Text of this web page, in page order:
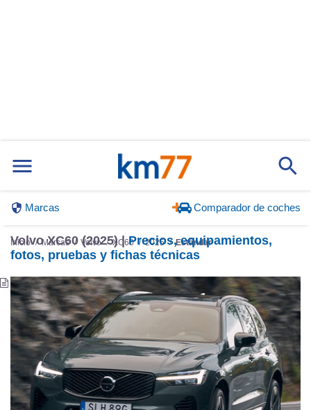
Marcas Comparador de coches
Inicio Marcas Volvo XC60 2025 Estándar
Volvo XC60 (2025) |Precios, equipamientos,
fotos, pruebas y fichas técnicas